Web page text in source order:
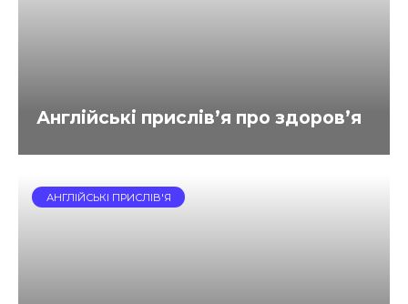
Англійські прислів’я про здоров’я
АНГЛІЙСЬКІ ПРИСЛІВ'Я